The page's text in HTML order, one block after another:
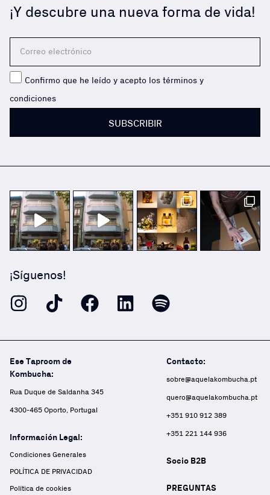
¡Y descubre una nueva forma de vida!
Confirmo que he leído y acepto los términos y
condiciones
SUBSCRIBIR
¡Síguenos!
Ese Taproom de
Kombucha:
Rua Duque de Saldanha 345
4300-465 Oporto, Portugal
Información Legal:
Condiciones Generales
POLÍTICA DE PRIVACIDAD
Política de cookies
Contacto:
sobre@aquelakombucha.pt
quero@aquelakombucha.pt
+351 910 912 389
+351 221 144 936
Socio B2B
PREGUNTAS